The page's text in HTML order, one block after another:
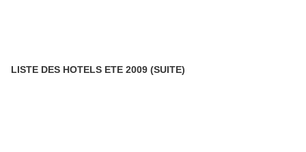
LISTE DES HOTELS ETE 2009 (SUITE)